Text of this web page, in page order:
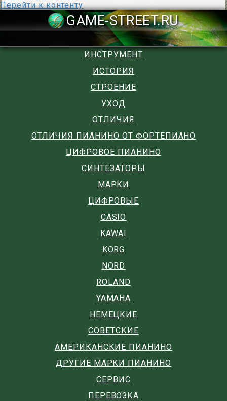
Перейти к контенту
GAME-
ИНСТРУМЕНТ
ИСТОРИЯ
СТРОЕНИЕ
УХОД
ОТЛИЧИЯ
ОТЛИЧИЯ ПИАНИНО ОТ ФОРТЕПИАНО
ЦИФРОВОЕ ПИАНИНО
СИНТЕЗАТОРЫ
МАРКИ
ЦИФРОВЫЕ
CASIO
KAWAI
KORG
NORD
ROLAND
YAMAHA
НЕМЕЦКИЕ
СОВЕТСКИЕ
АМЕРИКАНСКИЕ ПИАНИНО
ДРУГИЕ МАРКИ ПИАНИНО
СЕРВИС
ПЕРЕВОЗКА